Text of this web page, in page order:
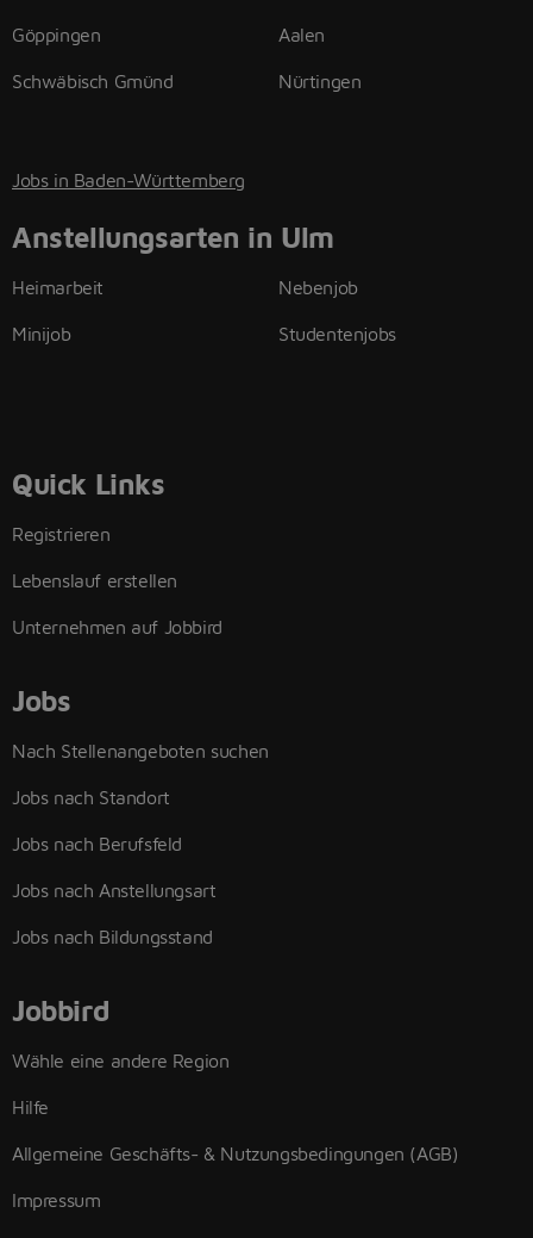
Göppingen
Schwäbisch Gmünd
Aalen
Nürtingen
Jobs in Baden-Württemberg
Anstellungsarten in Ulm
Heimarbeit
Minijob
Nebenjob
Studentenjobs
Quick Links
Registrieren
Lebenslauf erstellen
Unternehmen auf Jobbird
Jobs
Nach Stellenangeboten suchen
Jobs nach Standort
Jobs nach Berufsfeld
Jobs nach Anstellungsart
Jobs nach Bildungsstand
Jobbird
Wähle eine andere Region
Hilfe
Allgemeine Geschäfts- & Nutzungsbedingungen (AGB)
Impressum